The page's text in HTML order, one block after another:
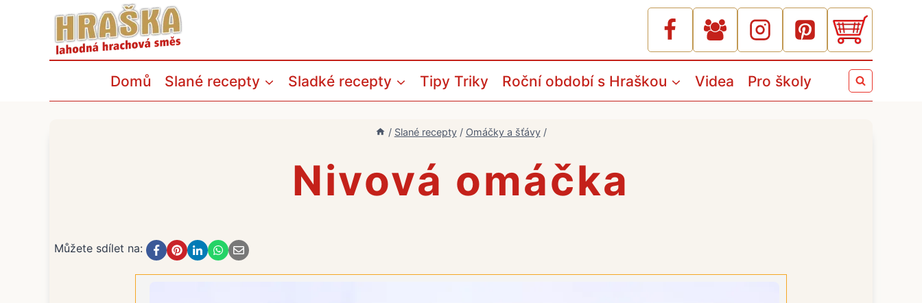
Domů Slané recepty Sladké recepty Tipy Triky Roční období s Hraškou Videa Pro školy
/ Slané recepty / Omáčky a šťávy /
Nivová omáčka
Můžete sdílet na: